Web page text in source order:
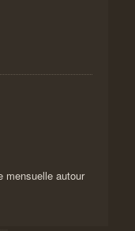
mensuelle autour